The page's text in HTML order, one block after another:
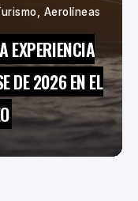
Aerolíneas
EXPERIENCIA
DE 2026 EN EL